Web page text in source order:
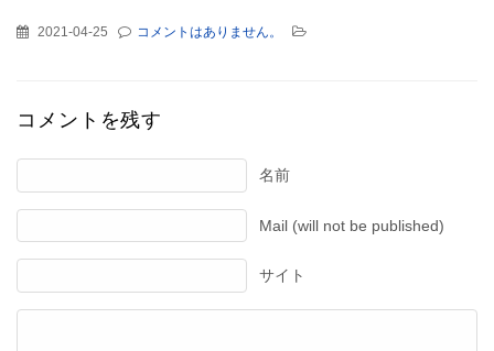
2021-04-25 コメントはありません。
コメントを残す
名前
Mail (will not be published)
サイト